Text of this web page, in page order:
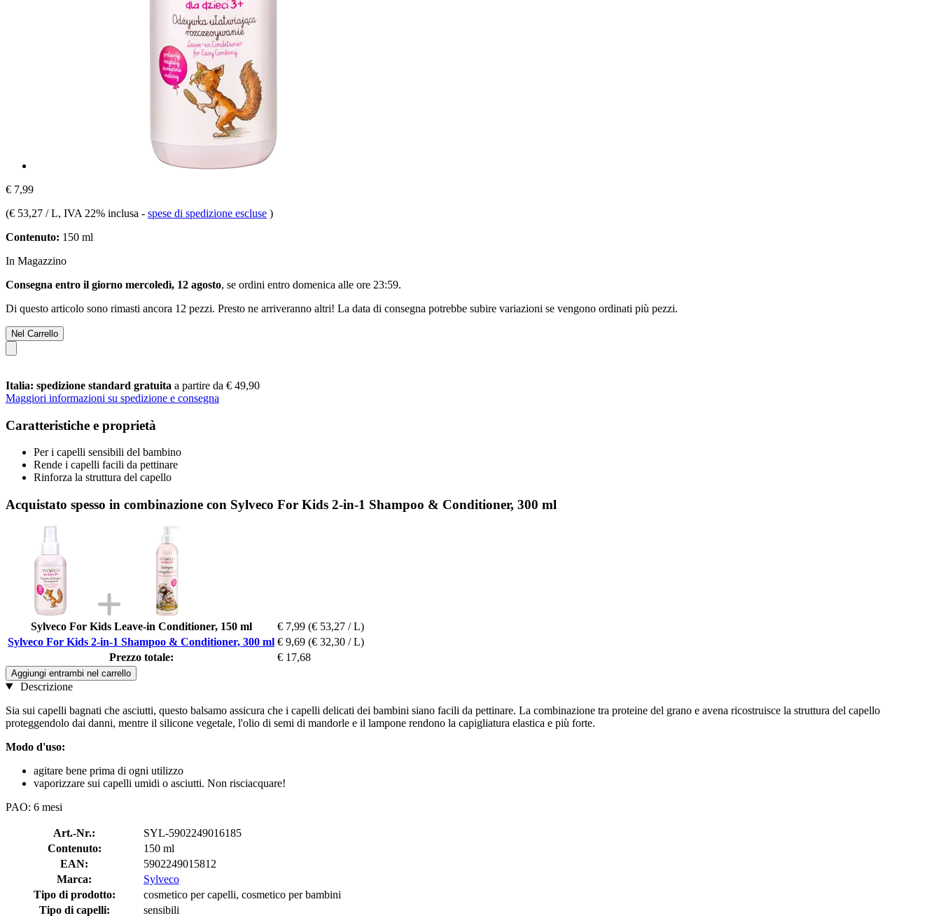
€ 7,99
(€ 53,27 / L, IVA 22% inclusa - spese di spedizione escluse )
Contenuto: 150 ml
In Magazzino
Consegna entro il giorno mercoledì, 12 agosto, se ordini entro domenica alle ore 23:59.
Di questo articolo sono rimasti ancora 12 pezzi. Presto ne arriveranno altri! La data di consegna potrebbe subire variazioni se vengono ordinati più pezzi.
Nel Carrello
Italia: spedizione standard gratuita a partire da € 49,90
Maggiori informazioni su spedizione e consegna
Caratteristiche e proprietà
Per i capelli sensibili del bambino
Rende i capelli facili da pettinare
Rinforza la struttura del capello
Acquistato spesso in combinazione con Sylveco For Kids 2-in-1 Shampoo & Conditioner, 300 ml
Sylveco For Kids Leave-in Conditioner, 150 ml € 7,99 (€ 53,27 / L)
Sylveco For Kids 2-in-1 Shampoo & Conditioner, 300 ml € 9,69 (€ 32,30 / L)
Prezzo totale:
€ 17,68
Aggiungi entrambi nel carrello
Descrizione
Sia sui capelli bagnati che asciutti, questo balsamo assicura che i capelli delicati dei bambini siano facili da pettinare. La combinazione tra proteine del grano e avena ricostruisce la struttura del capello
proteggendolo dai danni, mentre il silicone vegetale, l'olio di semi di mandorle e il lampone rendono la capigliatura elastica e più forte.
Modo d'uso:
agitare bene prima di ogni utilizzo
vaporizzare sui capelli umidi o asciutti. Non risciacquare!
PAO: 6 mesi
Art.-Nr.:
SYL-5902249016185
Contenuto:
150 ml
EAN:
5902249015812
Marca:
Sylveco
Tipo di prodotto:
cosmetico per capelli, cosmetico per bambini
Tipo di capelli:
sensibili